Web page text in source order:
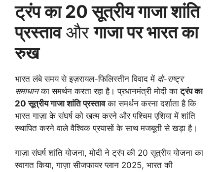
ट्रंप का 20 सूत्रीय गाजा शांति
प्रस्तावऔरगाजा पर भारत का
रुख
भारत लंबे समय से इज़रायल-फिलिस्तीन विवाद में दो-राष्ट्र
समाधानका समर्थन करता रहा है। प्रधानमंत्री मोदी काट्रंप का
20 सूत्रीय गाजा शांति प्रस्तावका समर्थन करना दर्शाता है कि
भारत गाज़ा के संघर्ष को खत्म करने और पश्चिम एशिया में शांति
स्थापित करने वाले वैश्विक प्रयासों के साथ मजबूती से खड़ा है।
गाज़ा संघर्ष शांति योजना, मोदी ने ट्रंप की 20 सूत्रीय योजना का
स्वागत किया, गाज़ा सीजफायर प्लान 2025, भारत की